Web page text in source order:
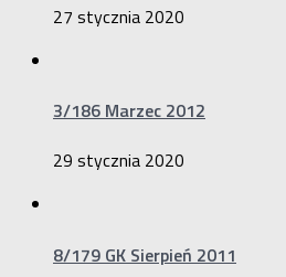
27 stycznia 2020
3/186 Marzec 2012
29 stycznia 2020
8/179 GK Sierpień 2011